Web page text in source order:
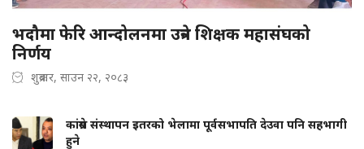
भदौमा फेरि आन्दोलनमा उत्रने शिक्षक महासंघको
निर्णय
शुक्रबार, साउन २२, २०८३
कांग्रेस संस्थापन इतरको भेलामा पूर्वसभापति देउवा पनि सहभागी
हुने